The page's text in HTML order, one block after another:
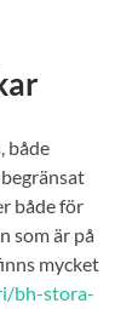
både
både för
som är på
mycket
bh-stora-